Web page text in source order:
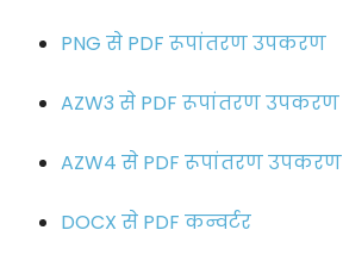
PNG से PDF रूपांतरण उपकरण
AZW3 से PDF रूपांतरण उपकरण
AZW4 से PDF रूपांतरण उपकरण
DOCX से PDF कन्वर्टर